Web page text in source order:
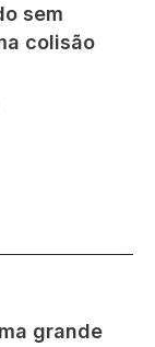
sem
colisão
grande